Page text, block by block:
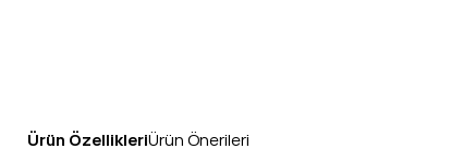
Ürün ÖzellikleriÜrün Önerileri